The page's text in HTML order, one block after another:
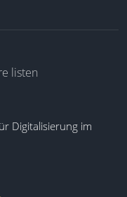
listen
Digitalisierung im